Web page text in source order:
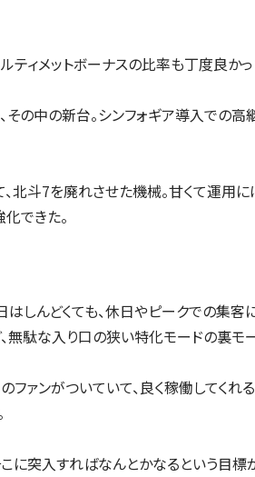
ティメットボーナスの比率も丁度良かっ
その中の新台。シンフォギア導入での
北斗7を廃れさせた機械。甘くて運用
できた。
しんどくても、休日やピークでの集客
駄な入り口の狭い特化モードの裏モ
ァンがついていて、良く稼働してくれ
に突入すればなんとかなるという目標